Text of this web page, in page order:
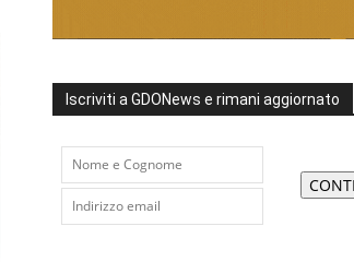
Iscriviti a GDONews e rimani aggiornato